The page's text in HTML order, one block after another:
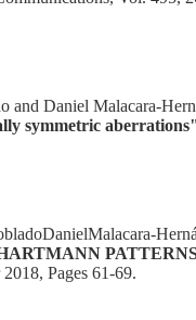
and Daniel Malacara-
symmetric aberrations"
Pages 61-69.